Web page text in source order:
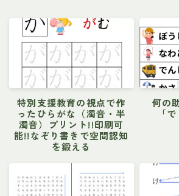
特別支援教育の視点で作
ったひらがな（濁音・半
濁音）プリント!!印刷可
能!!なぞり書きで空間認知
を鍛える
何の
「